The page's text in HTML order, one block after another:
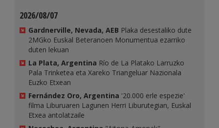
2026/08/07
Gardnerville, Nevada, AEB Plaka desestaliko dute
2MGko Euskal Beteranoen Monumentua ezarriko
duten lekuan
La Plata, Argentina Río de La Platako Larruzko
Pala Trinketea eta Xareko Triangeluar Nazionala
Euzko Etxean
Fernández Oro, Argentina '20.000 erle espezie'
filma Liburuaren Lagunen Herri Liburutegian, Euskal
Etxea antolatzaile